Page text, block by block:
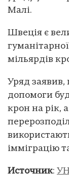
Малі.
Швеція є
мільярдів
Уряд заявив,
допомоги
крон на рік,
імміграцію
Источник: